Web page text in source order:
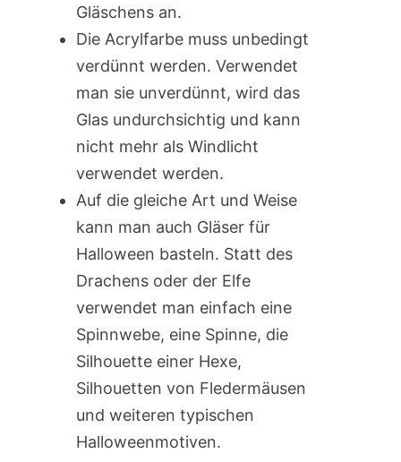
Gläschens an.
Die Acrylfarbe muss unbedingt
verdünnt werden. Verwendet
man sie unverdünnt, wird das
Glas undurchsichtig und kann
nicht mehr als Windlicht
verwendet werden.
Auf die gleiche Art und Weise
kann man auch Gläser für
Halloween basteln. Statt des
Drachens oder der Elfe
verwendet man einfach eine
Spinnwebe, eine Spinne, die
Silhouette einer Hexe,
Silhouetten von Fledermäusen
und weiteren typischen
Halloweenmotiven.